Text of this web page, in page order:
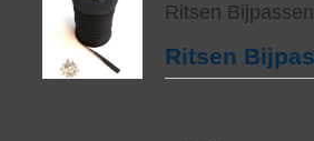
Ritsen
Ritsen